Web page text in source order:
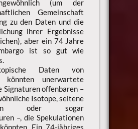
(um der
Gemeinschaft
zu den Daten und die
ihrer Ergebnisse
aber ein 74 Jahre
ist so gut wie
Daten von
könnten unerwartete
Signaturen offenbaren –
Isotope, seltene
oder sogar
–, die Spekulationen
Ein 74-jähriges